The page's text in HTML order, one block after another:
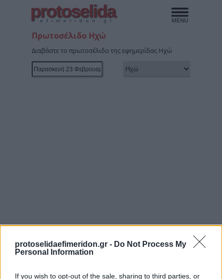
protoselidaefimeridon.gr - Do Not Process My
Personal Information
If you wish to opt-out of the sale, sharing to third parties, or
protoselida
efimeridon.gr
Πρωτοσέλιδο Ηχώ
Διαβάστε το πρωτοσέλιδο της εφημερίδας Ηχώ